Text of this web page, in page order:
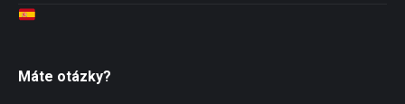
Máte otázky?